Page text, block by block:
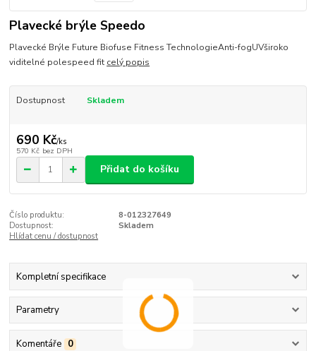
Plavecké brýle Speedo
Plavecké Brýle Future Biofuse Fitness TechnologieAnti-fogUVširoko
viditelné polespeed fit celý popis
Dostupnost Skladem
690 Kč/ks
570 Kč bez DPH
Přidat do košíku
Číslo produktu:
8-012327649
Dostupnost:
Skladem
Hlídat cenu / dostupnost
Kompletní specifikace
Parametry
Komentáře 0